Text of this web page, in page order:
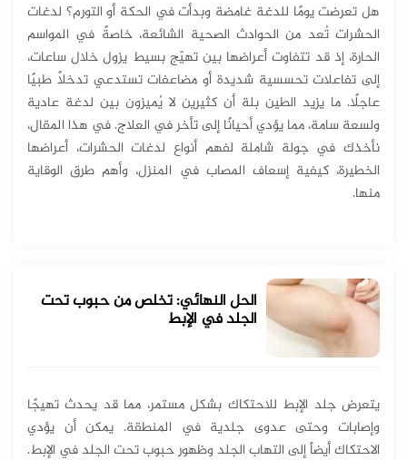
هل تعرضت يومًا للدغة غامضة وبدأت في الحكة أو التورم؟ لدغات
الحشرات تُعد من الحوادث الصحية الشائعة، خاصةً في المواسم
الحارة، إذ قد تتفاوت أعراضها بين تهيّج بسيط يزول خلال ساعات،
إلى تفاعلات تحسسية شديدة أو مضاعفات تستدعي تدخلاً طبيًا
عاجلًا. ما يزيد الطين بلة أن كثيرين لا يُميزون بين لدغة عادية
ولسعة سامة، مما يؤدي أحيانًا إلى تأخر في العلاج. في هذا المقال،
نأخذك في جولة شاملة لفهم أنواع لدغات الحشرات، أعراضها
الخطيرة، كيفية إسعاف المصاب في المنزل، وأهم طرق الوقاية
منها.
الحل النهائي: تخلص من حبوب تحت
الجلد في الإبط
يتعرض جلد الإبط للاحتكاك بشكل مستمر، مما قد يحدث تهيجًا
وإصابات وحتى عدوى جلدية في المنطقة. يمكن أن يؤدي
الاحتكاك أيضاً إلى التهاب الجلد وظهور حبوب تحت الجلد في الإبط.